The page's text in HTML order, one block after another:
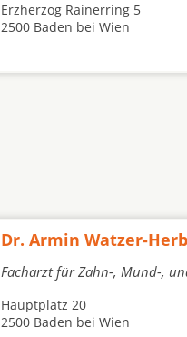
Erzherzog Rainerring 5
2500 Baden bei Wien
Dr. Armin Watzer-
Facharzt für Zahn-, Mund-,
Hauptplatz 20
2500 Baden bei Wien